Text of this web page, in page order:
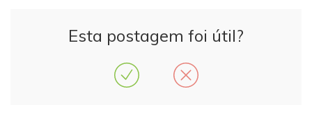
Esta postagem foi útil?